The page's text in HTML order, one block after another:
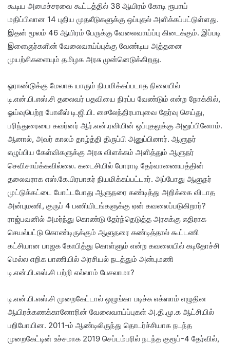
கூடிய அமைச்சரவை கூட்டத்தில் 38 ஆயிரம் கோடி ரூபாய்
மதிப்பிலான 14 புதிய முதலீடுகளுக்கு ஒப்புதல் அளிக்கப்பட்டுள்ளது.
இதன் மூலம் 46 ஆயிரம் பேருக்கு வேலைவாய்ப்பு கிடைக்கும். இப்படி
இளைஞர்களின் வேலைவாய்ப்புக்கு வேண்டிய அத்தனை
முயற்சிகளையும் தமிழக அரசு முன்னெடுக்கிறது.
ஓராண்டுக்கு மேலாக யாரும் நியமிக்கப்படாத நிலையில்
டி.என்.பி.எஸ்.சி தலைவர் பதவியை நிரப்ப வேண்டும் என்ற நோக்கில்,
ஓய்வுபெற்ற போலீஸ் டி.ஜி.பி. சைலேந்திரபாபுவை தேர்வு செய்து,
பரிந்துரையை கவர்னர் ஆர்.என்.ரவியின் ஒப்புதலுக்கு அனுப்பினோம்.
ஆனால், அவர் காலம் தாழ்த்தி திருப்பி அனுப்பினார். ஆளுநர்
எழுப்பிய கேள்விகளுக்கு அரசு விளக்கம் அளித்தும் ஆளுநர்
செவிசாய்க்கவில்லை. கடைசியில் போராடி தேர்வாணையத்தின்
தலைவராக எஸ்.கே.பிரபாகர் நியமிக்கப்பட்டார். அப்போது ஆளுநர்
முட்டுக்கட்டை போட்டபோது ஆளுநரை கண்டித்து அறிக்கை விடாத
அன்புமணி, குருப் 4 பணியிடங்களுக்கு ஏன் கவலைப்படுகிறார்?
ராஜ்பவனில் அமர்ந்து கொண்டு தேர்ந்தெடுத்த அரசுக்கு எதிராக
செயல்பட்டு கொண்டிருக்கும் ஆளுநரை கண்டித்தால் கூட்டணி
கட்சியான பாஜக கோபித்து கொள்ளும் என்ற கவலையில் கடிதோச்சி
மெல்ல எறிக பாணியில் அரசியல் நடத்தும் அன்புமணி
டி.என்.பி.எஸ்.சி பற்றி எல்லாம் பேசலாமா?
டி.என்.பி.எஸ்.சி முறைகேட்டால் ஒழுங்கா படிச்சு எக்ஸாம் எழுதின
ஆயிரக்கணக்கானோரின் வேலைவாய்ப்புகள் அ.தி.மு.க ஆட்சியில்
பறிபோயின. 2011-ம் ஆண்டிலிருந்து தொடர்ச்சியாக நடந்த
முறைகேட்டின் உச்சமாக 2019 செப்டம்பரில் நடந்த குரூப்-4 தேர்வில்,